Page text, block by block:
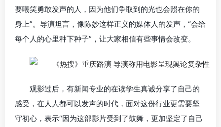
要嘲笑勇敢发声的人，因为他们争取到的光也会照在你的
身上”。导演坦言，像陈妙这样正义的媒体人的发声，“会给
每个人的心里种下种子”，让大家相信有些事情会改变。
观影过后，有新闻专业的在读学生真诚分享了自己的
感受，在人人都可以发声的时代，面对这份行业更需要坚
守初心，表示“因为这部影片受到了鼓舞，更加坚定了自己